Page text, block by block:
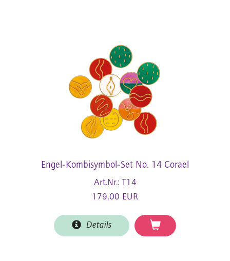
Engel-Kombisymbol-Set No. 14 Corael
Art.Nr.: T14
179,00 EUR
Details